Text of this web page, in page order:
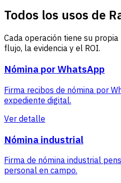
Todos los usos de
Cada operación tiene su
flujo, la evidencia y el ROI.
Nómina por WhatsApp
Firma recibos de nómina por
expediente digital.
Ver detalle
Nómina industrial
Firma de nómina industrial
personal en campo.